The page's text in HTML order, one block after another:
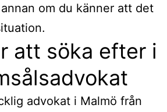
om du känner att det
att söka efter i
advokat i Malmö från